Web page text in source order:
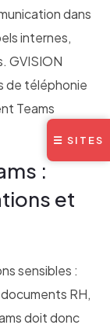
dans
internes,
GVISION
de téléphonie
Teams
:
et
sensibles :
RH,
doit donc
☰ SITES